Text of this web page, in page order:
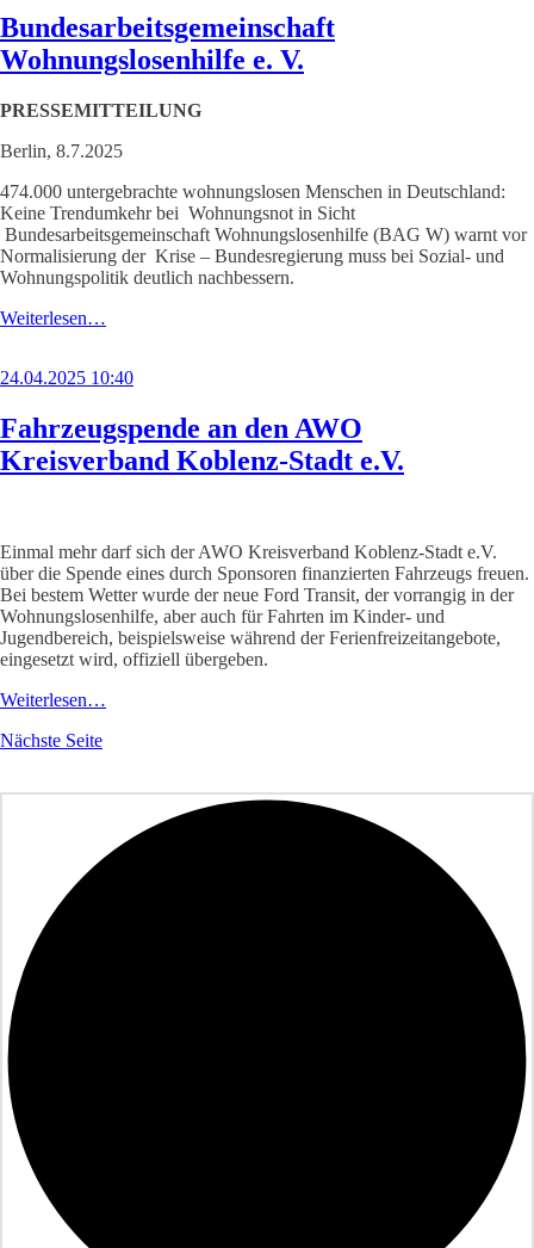
Bundesarbeitsgemeinschaft
Wohnungslosenhilfe e. V.
PRESSEMITTEILUNG
Berlin, 8.7.2025
474.000 untergebrachte wohnungslosen Menschen in Deutschland:
Keine Trendumkehr bei Wohnungsnot in Sicht
Bundesarbeitsgemeinschaft Wohnungslosenhilfe (BAG W) warnt vor
Normalisierung der Krise – Bundesregierung muss bei Sozial- und
Wohnungspolitik deutlich nachbessern.
Weiterlesen…
24.04.2025 10:40
Fahrzeugspende an den AWO
Kreisverband Koblenz-Stadt e.V.
Einmal mehr darf sich der AWO Kreisverband Koblenz-Stadt e.V.
über die Spende eines durch Sponsoren finanzierten Fahrzeugs freuen.
Bei bestem Wetter wurde der neue Ford Transit, der vorrangig in der
Wohnungslosenhilfe, aber auch für Fahrten im Kinder- und
Jugendbereich, beispielsweise während der Ferienfreizeitangebote,
eingesetzt wird, offiziell übergeben.
Weiterlesen…
Nächste Seite